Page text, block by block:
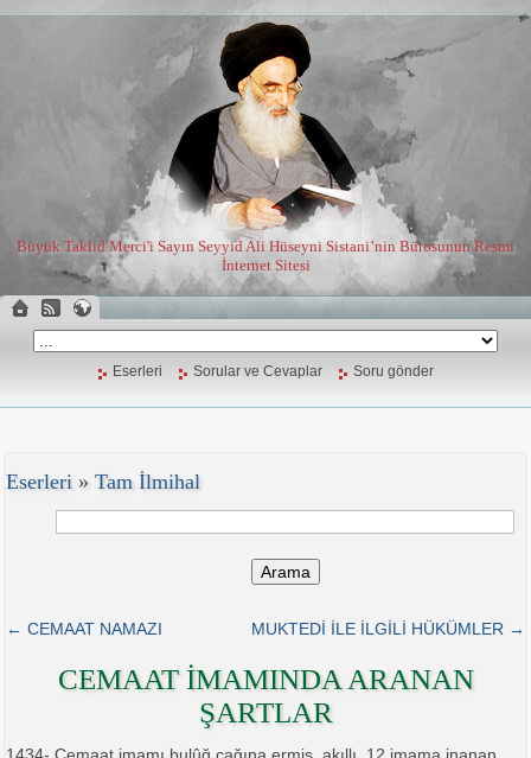
Büyük Taklid Merci'i Sayın Seyyid Ali Hüseyni Sistani’nin Bürosunun Resmi
İnternet Sitesi
Eserleri Sorular ve Cevaplar Soru gönder
Eserleri » Tam İlmihal
Arama
MUKTEDİ İLE İLGİLİ HÜKÜMLER →
← CEMAAT NAMAZI
CEMAAT İMAMINDA ARANAN
ŞARTLAR
1434- Cemaat imamı bulûğ çağına ermiş, akıllı, 12 imama inanan